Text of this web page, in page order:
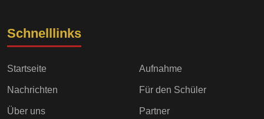
Schnelllinks
Startseite
Nachrichten
Über uns
Aufnahme
Für den Schüler
Partner